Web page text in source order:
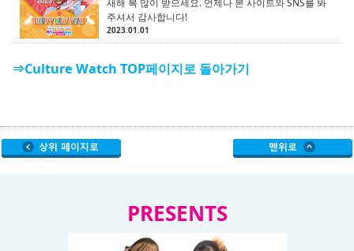
주셔서 감사합니다!
2023.01.01
⇒Culture Watch TOP페이지로 돌아가기
PRESENTS